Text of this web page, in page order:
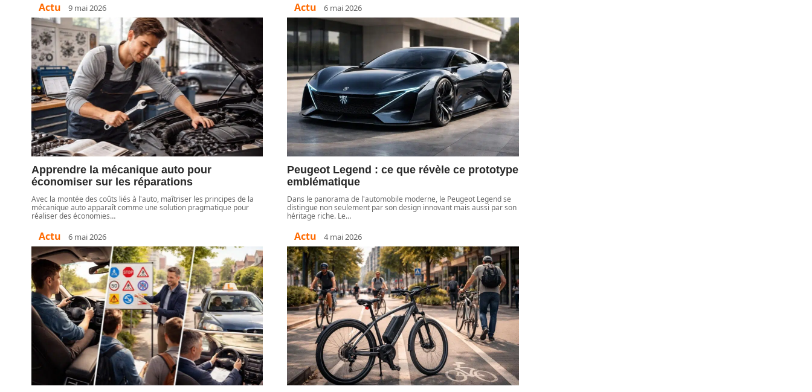
Actu 9 mai 2026 Actu 6 mai 2026
Apprendre la mécanique auto pour
économiser sur les réparations
Avec la montée des coûts liés à l'auto, maîtriser les principes de la
mécanique auto apparaît comme une solution pragmatique pour
réaliser des économies…
Actu 6 mai 2026
Peugeot Legend : ce que révèle ce prototype
emblématique
Dans le panorama de l'automobile moderne, le Peugeot Legend se
distingue non seulement par son design innovant mais aussi par son
héritage riche. Le…
Actu 4 mai 2026